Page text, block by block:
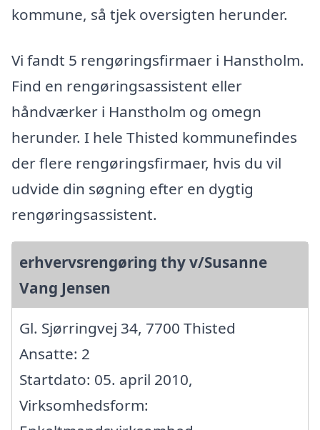
kommune, så tjek oversigten herunder.
Vi fandt 5 rengøringsfirmaer i Hanstholm.
Find en rengøringsassistent eller
håndværker i Hanstholm og omegn
herunder. I hele Thisted kommunefindes
der flere rengøringsfirmaer, hvis du vil
udvide din søgning efter en dygtig
rengøringsassistent.
erhvervsrengøring thy v/Susanne
Vang Jensen
Gl. Sjørringvej 34, 7700 Thisted
Ansatte: 2
Startdato: 05. april 2010,
Virksomhedsform: